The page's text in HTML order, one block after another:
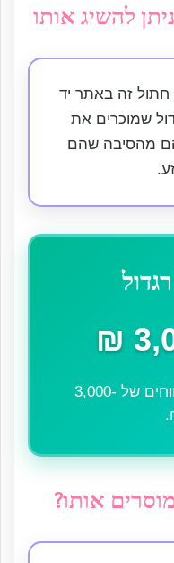
להשיג אותו
חתול זה באתר יד
גידול שמוכרים את
מהסיבה שהם
מחיר של החתול ינוע בטווחים של 3,000-
אותו?